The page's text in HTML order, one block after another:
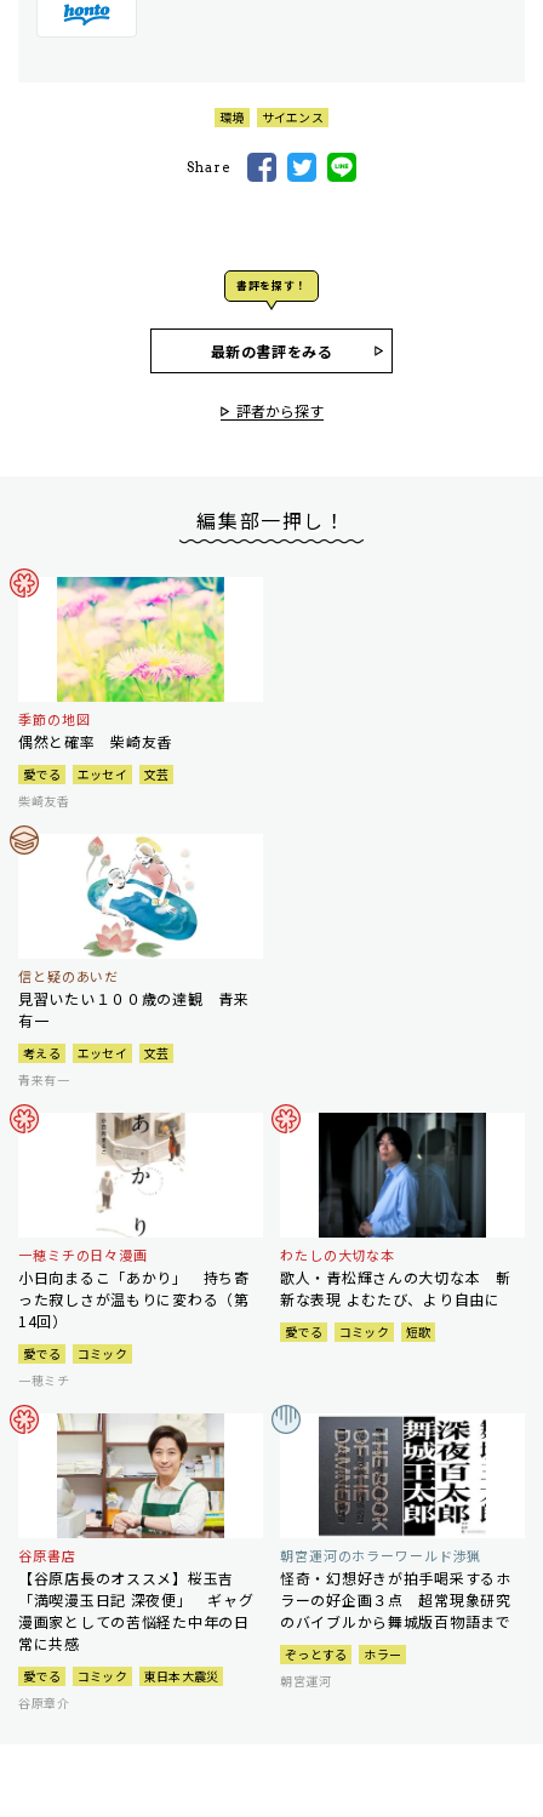
環境 サイエンス
Share
書評を探す！
最新の書評をみる
評者から探す
編集部一押し！
季節の地図
偶然と確率 柴崎友香
愛でる エッセイ
文芸
柴崎友香
信と疑のあいだ
見習いたい１００歳の達観 青来
有一
考える エッセイ
文芸
青来有一
一穂ミチの日々漫画
小日向まるこ「あかり」 持ち寄
った寂しさが温もりに変わる（第
14回）
愛でる
コミック
一穂ミチ
わたしの大切な本
歌人・青松輝さんの大切な本 斬
新な表現 よむたび、より自由に
愛でる コミック 短歌
谷原書店
【谷原店長のオススメ】桜玉吉
「満喫漫玉日記 深夜便」 ギャグ
漫画家としての苦悩経た中年の日
常に共感
愛でる コミック
東日本大震災
谷原章介
朝宮運河のホラーワールド渉猟
怪奇・幻想好きが拍手喝采するホ
ラーの好企画３点 超常現象研究
のバイブルから舞城版百物語まで
ぞっとする
ホラー
朝宮運河